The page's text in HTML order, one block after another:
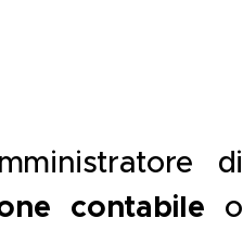
di
contabile o